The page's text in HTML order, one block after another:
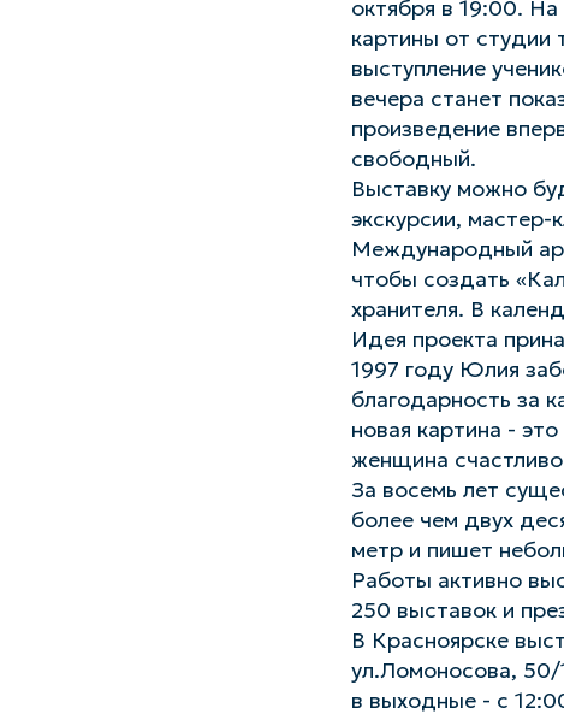
октября в 19:00.
картины от студии
выступление
вечера станет
произведение
свободный.
Выставку можно
экскурсии,
Международный
чтобы создать
хранителя. В
Идея проекта
1997 году Юлия
благодарность за
новая картина -
женщина
За восемь лет
более чем двух
метр и пишет
Работы активно
250 выставок и
В Красноярске
ул.Ломоносова,
в выходные - с